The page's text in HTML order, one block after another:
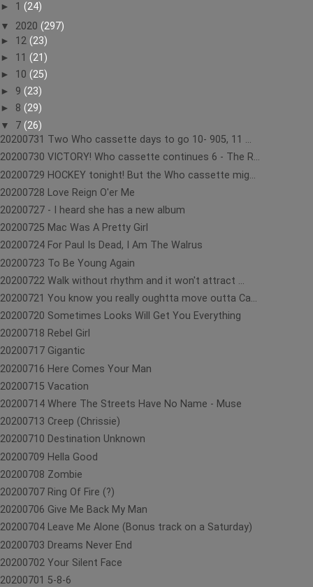
► 1 (24)
▼ 2020 (297)
► 12 (23)
► 11 (21)
► 10 (25)
► 9 (23)
► 8 (29)
▼ 7 (26)
20200731 Two Who cassette days to go 10- 905, 11 ...
20200730 VICTORY! Who cassette continues 6 - The R...
20200729 HOCKEY tonight! But the Who cassette mig...
20200728 Love Reign O'er Me
20200727 - I heard she has a new album
20200725 Mac Was A Pretty Girl
20200724 For Paul Is Dead, I Am The Walrus
20200723 To Be Young Again
20200722 Walk without rhythm and it won't attract ...
20200721 You know you really oughtta move outta Ca...
20200720 Sometimes Looks Will Get You Everything
20200718 Rebel Girl
20200717 Gigantic
20200716 Here Comes Your Man
20200715 Vacation
20200714 Where The Streets Have No Name - Muse
20200713 Creep (Chrissie)
20200710 Destination Unknown
20200709 Hella Good
20200708 Zombie
20200707 Ring Of Fire (?)
20200706 Give Me Back My Man
20200704 Leave Me Alone (Bonus track on a Saturday)
20200703 Dreams Never End
20200702 Your Silent Face
20200701 5-8-6